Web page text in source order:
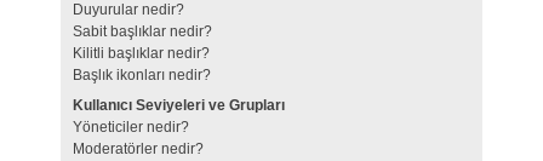
Duyurular nedir?
Sabit başlıklar nedir?
Kilitli başlıklar nedir?
Başlık ikonları nedir?
Kullanıcı Seviyeleri ve Grupları
Yöneticiler nedir?
Moderatörler nedir?